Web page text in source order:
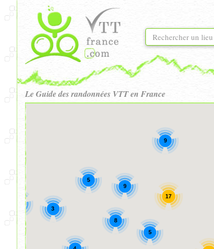
Le Guide des randonnées VTT en France
3
17
9
8
9
5
5